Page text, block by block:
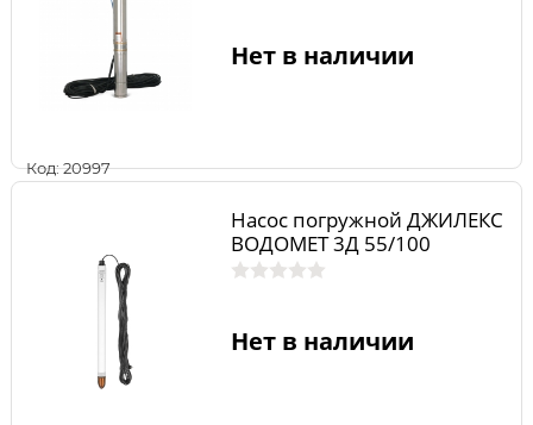
Код: 20997
Нет в наличии
Насос погружной ДЖИЛЕКС
ВОДОМЕТ 3Д 55/100
Нет в наличии